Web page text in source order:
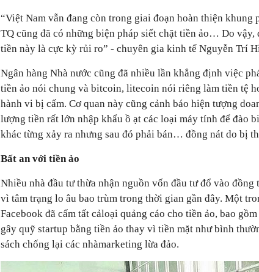
“Việt Nam vẫn đang còn trong giai đoạn hoàn thiện khung
TQ cũng đã có những biện pháp siết chặt tiền ảo… Do vậy,
tiền này là cực kỳ rủi ro” - chuyên gia kinh tế Nguyễn Trí
Ngân hàng Nhà nước cũng đã nhiều lần khẳng định việc
tiền ảo nói chung và bitcoin, litecoin nói riêng làm tiền tệ
hành vi bị cấm. Cơ quan này cũng cảnh báo hiện tượng
lượng tiền rất lớn nhập khẩu ồ ạt các loại máy tính để đào
khác từng xảy ra nhưng sau đó phải bán… đồng nát do bị
Bất an với tiền ảo
Nhiều nhà đầu tư thừa nhận nguồn vốn đầu tư đổ vào
vì tâm trạng lo âu bao trùm trong thời gian gần đây. Một
Facebook đã cấm tất cảloại quảng cáo cho tiền ảo, bao
gây quỹ startup bằng tiền ảo thay vì tiền mặt như bình
sách chống lại các nhàmarketing lừa đảo.